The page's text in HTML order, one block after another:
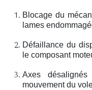
Blocage du
lames
Défaillance du
le composant
Axes
mouvement du